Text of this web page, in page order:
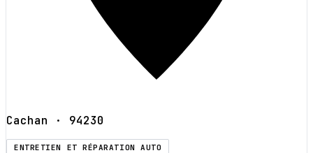
Cachan · 94230
ENTRETIEN ET RÉPARATION AUTO